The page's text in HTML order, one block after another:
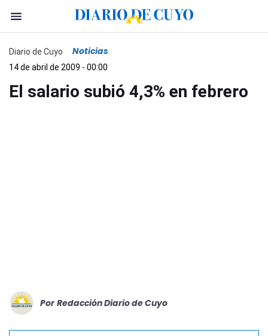
Diario de Cuyo Noticias
14 de abril de 2009 - 00:00
El salario subió 4,3% en febrero
Por Redacción Diario de Cuyo